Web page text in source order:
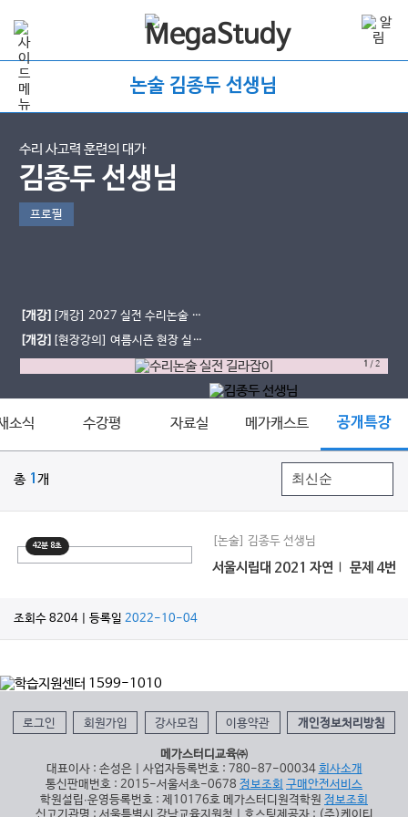
논술 김종두 선생님
수리 사고력 훈련의 대가
김종두 선생님
프로필
[개강] [개강] 2027 실전 수리논술 길
라잡이
[개강] [현장강의] 여름시즌 현장 실전
반 시간표
1 /2
소식 수강평 자료실 메가캐스트 공개특강
총 1 개
42분 8초 [논술] 김종두 선생님
서울시립대 2021 자연Ⅰ 문제 4번
조회수 8204 | 등록일 2022-10-04
로그인 회원가입 강사모집 이용약관 개인정보처리방침
메가스터디교육㈜
대표이사 : 손성은 | 사업자등록번호 : 780-87-00034 회사소개
통신판매번호 : 2015-서울서초-0678 정보조회 구매안전서비스
학원설립∙운영등록번호 : 제10176호 메가스터디원격학원 정보조회